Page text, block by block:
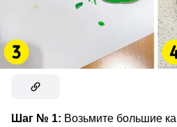
Шаг № 1: Возьмите большие